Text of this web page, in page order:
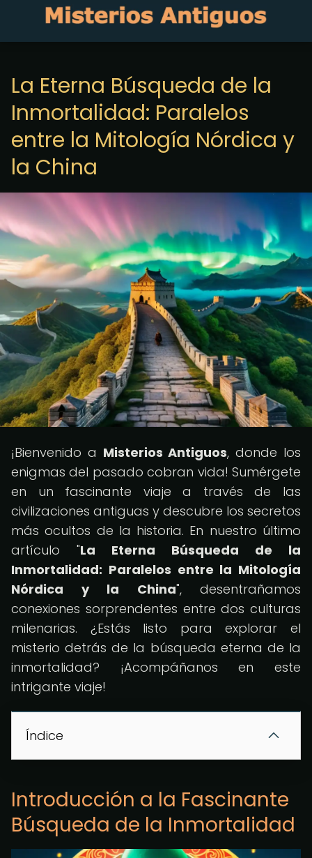
La Eterna Búsqueda de la
Inmortalidad: Paralelos
entre la Mitología Nórdica y
la China
¡Bienvenido a Misterios Antiguos, donde los
enigmas del pasado cobran vida! Sumérgete
en un fascinante viaje a través de las
civilizaciones antiguas y descubre los secretos
más ocultos de la historia. En nuestro último
artículo "La Eterna Búsqueda de la
Inmortalidad: Paralelos entre la Mitología
Nórdica y la China", desentrañamos
conexiones sorprendentes entre dos culturas
milenarias. ¿Estás listo para explorar el
misterio detrás de la búsqueda eterna de la
inmortalidad? ¡Acompáñanos en este
intrigante viaje!
Índice
Introducción a la Fascinante
Búsqueda de la Inmortalidad